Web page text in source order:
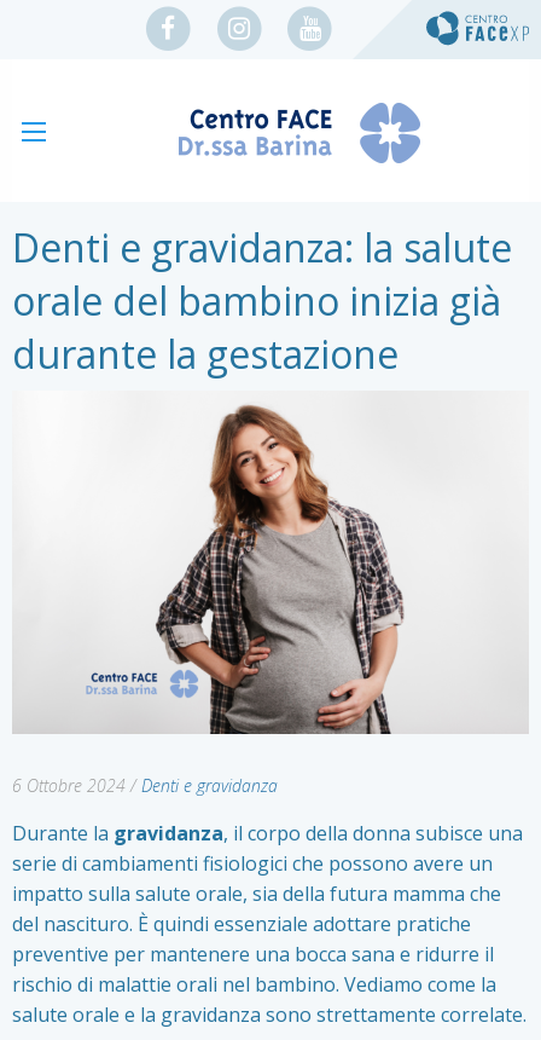
Denti e gravidanza: la salute
orale del bambino inizia già
durante la gestazione
6 Ottobre 2024/Denti e gravidanza
Durante la gravidanza, il corpo della donna subisce una
serie di cambiamenti fisiologici che possono avere un
impatto sulla salute orale, sia della futura mamma che
del nascituro. È quindi essenziale adottare pratiche
preventive per mantenere una bocca sana e ridurre il
rischio di malattie orali nel bambino. Vediamo come la
salute orale e la gravidanza sono strettamente correlate.